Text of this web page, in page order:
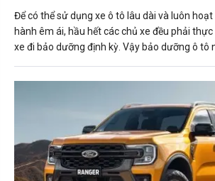
Để có thể sử dụng xe ô tô lâu dài và luôn
hành êm ái, hầu hết các chủ xe đều phải
xe đi bảo dưỡng định kỳ. Vậy bảo dưỡng ô tô